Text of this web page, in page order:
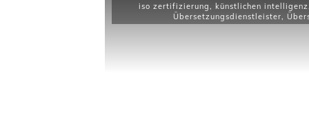
iso zertifizierung, künstlichen intelligenz,
Übersetzungsdienstleister,